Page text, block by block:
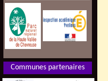
Communes partenaires